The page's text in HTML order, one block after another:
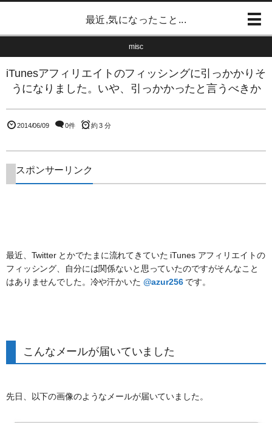
最近,気になったこと...
misc
iTunesアフィリエイトのフィッシングに引っかかりそ
うになりました。いや、引っかかったと言うべきか
2014/06/09 0件 約 3 分
スポンサーリンク
最近、Twitter とかでたまに流れてきていた iTunes アフィリエイトの
フィッシング、自分には関係ないと思っていたのですがそんなこと
はありませんでした。冷や汗かいた @azur256です。
こんなメールが届いていました
先日、以下の画像のようなメールが届いていました。